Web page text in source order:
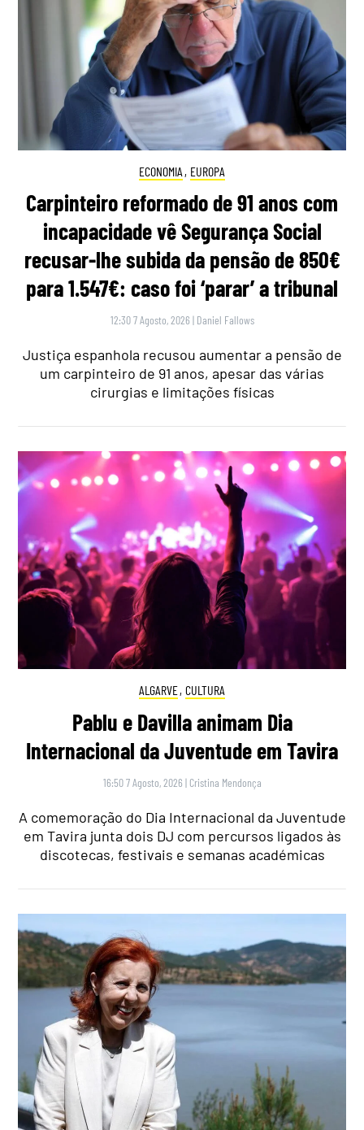
ECONOMIA , EUROPA
Carpinteiro reformado de 91 anos com
incapacidade vê Segurança Social
recusar-lhe subida da pensão de 850€
para 1.547€: caso foi ‘parar’ a tribunal
12:30 7 Agosto, 2026 | Daniel Fallows
Justiça espanhola recusou aumentar a pensão de
um carpinteiro de 91 anos, apesar das várias
cirurgias e limitações físicas
ALGARVE, CULTURA
Pablu e Davilla animam Dia
Internacional da Juventude em Tavira
16:50 7 Agosto, 2026 | Cristina Mendonça
A comemoração do Dia Internacional da Juventude
em Tavira junta dois DJ com percursos ligados às
discotecas, festivais e semanas académicas